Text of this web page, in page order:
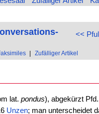
<<
Zufälliger Artikel
lat. pondus), abgekürzt
Unzen; man unterscheidet